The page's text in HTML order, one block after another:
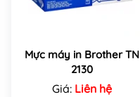
Mực máy in Brother TN
2130
Giá: Liên hệ